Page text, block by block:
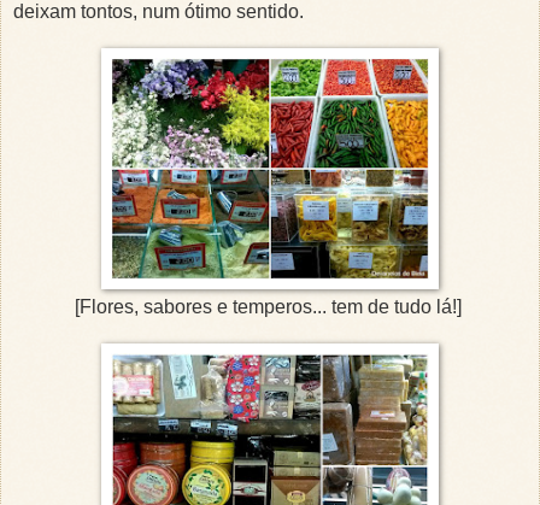
deixam tontos, num ótimo sentido.
[Flores, sabores e temperos... tem de tudo lá!]